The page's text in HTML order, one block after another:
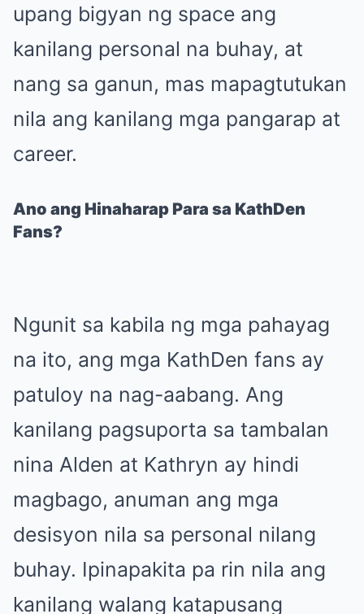
upang bigyan ng space ang
kanilang personal na buhay, at
nang sa ganun, mas mapagtutukan
nila ang kanilang mga pangarap at
career.
Ano ang Hinaharap Para sa KathDen
Fans?
Ngunit sa kabila ng mga pahayag
na ito, ang mga KathDen fans ay
patuloy na nag-aabang. Ang
kanilang pagsuporta sa tambalan
nina Alden at Kathryn ay hindi
magbago, anuman ang mga
desisyon nila sa personal nilang
buhay. Ipinapakita pa rin nila ang
kanilang walang katapusang